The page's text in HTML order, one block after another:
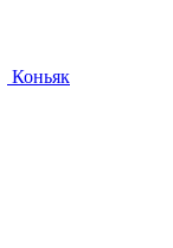
Коньяк